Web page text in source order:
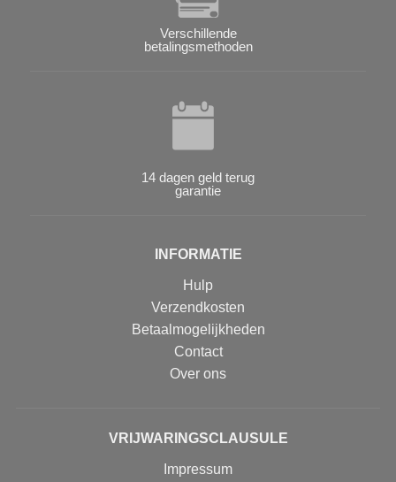
Verschillende
betalingsmethoden
14 dagen geld terug
garantie
INFORMATIE
Hulp
Verzendkosten
Betaalmogelijkheden
Contact
Over ons
VRIJWARINGSCLAUSULE
Impressum